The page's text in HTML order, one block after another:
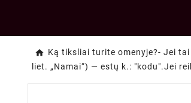
Ką tiksliai turite omenyje?- Jei tai
liet. „Namai“) — estų k.: "kodu".Jei